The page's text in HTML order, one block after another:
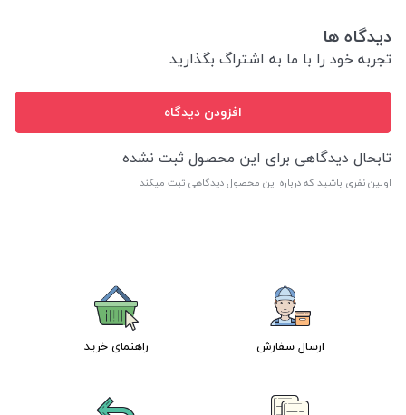
دیدگاه ها
تجربه خود را با ما به اشتراگ بگذارید
افزودن دیدگاه
تابحال دیدگاهی برای این محصول ثبت نشده
اولین نفری باشید که درباره این محصول دیدگاهی ثبت میکند
ارسال سفارش راهنمای خرید